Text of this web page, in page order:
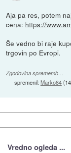
Aja pa res, potem
cena: https://
Še vedno bi raje
trgovin po Evropi.
Zgodovina sprememb…
spremenil:Marko84(
Vredno ogleda ...